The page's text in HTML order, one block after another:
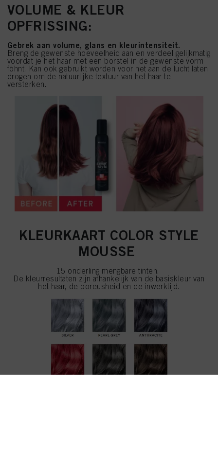
VOLUME & KLEUR
OPFRISSING:
Gebrek aan volume, glans en kleurintensiteit.
Breng de gewenste hoeveelheid aan en verdeel gelijkmatig
voordat je het haar met een borstel in de gewenste vorm
föhnt. Kan ook gebruikt worden voor het aan de lucht laten
drogen om de natuurlijke textuur van het haar te
versterken.
KLEURKAART COLOR STYLE
MOUSSE
15 onderling mengbare tinten.
De kleurresultaten zijn afhankelijk van de basiskleur van
het haar, de poreusheid en de inwerktijd.